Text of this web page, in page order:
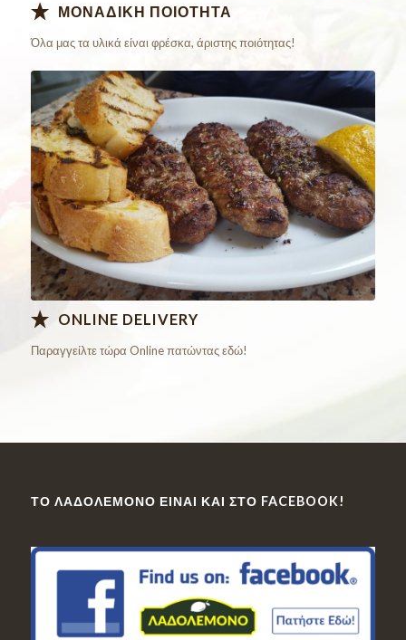
ΜΟΝΑΔΙΚΗ ΠΟΙΟΤΗΤΑ
Όλα μας τα υλικά είναι φρέσκα, άριστης ποιότητας!
Παράγγειλε
Online Τώρα!!!
ONLINE DELIVERY
Παραγγείλτε τώρα Online πατώντας εδώ!
ΤΟ ΛΑΔΟΛΈΜΟΝΟ ΕΊΝΑΙ ΚΑΙ ΣΤΟ FACEBOOK!